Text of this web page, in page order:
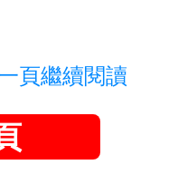
頁繼續閱讀